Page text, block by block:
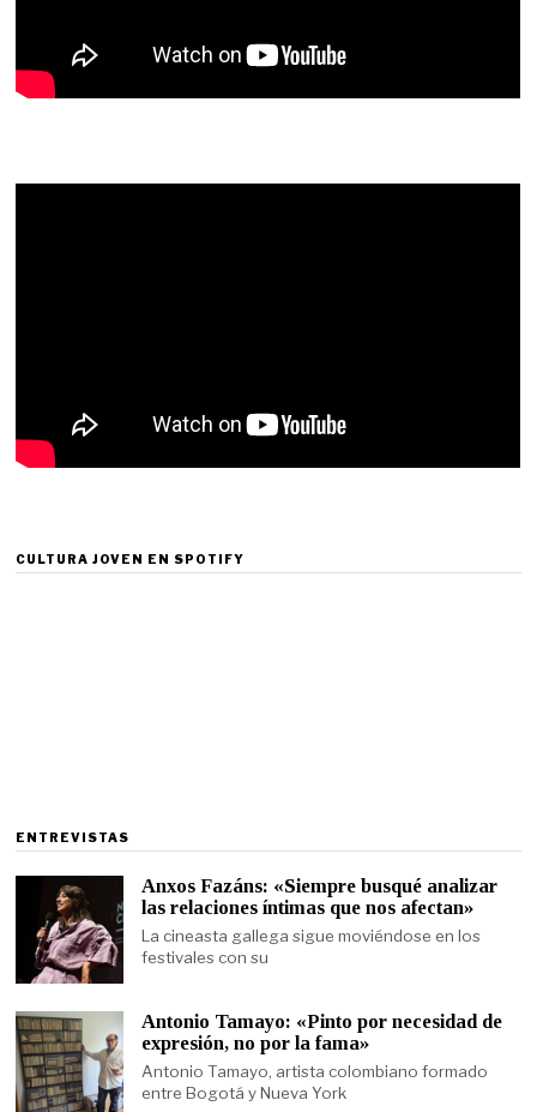
CULTURA JOVEN EN SPOTIFY
ENTREVISTAS
Anxos Fazáns: «Siempre busqué analizar
las relaciones íntimas que nos afectan»
La cineasta gallega sigue moviéndose en los
festivales con su
Antonio Tamayo: «Pinto por necesidad de
expresión, no por la fama»
Antonio Tamayo, artista colombiano formado
entre Bogotá y Nueva York